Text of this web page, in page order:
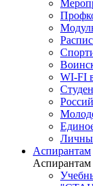
WI-FI
Аспирантам
Аспирантам